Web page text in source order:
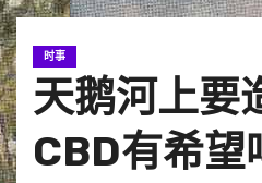
时事
天鹅河上要
CBD有希望